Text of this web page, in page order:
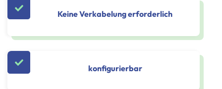
Keine Verkabelung erforderlich
konfigurierbar